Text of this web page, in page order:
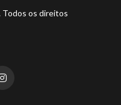
os direitos